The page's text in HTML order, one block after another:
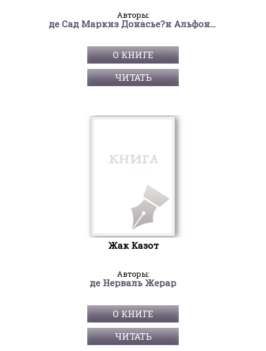
Авторы:
де Сад Маркиз Донасье?н Альфонс Франсуа
О КНИГЕ
ЧИТАТЬ
Жак Казот
Авторы:
де Нерваль Жерар
О КНИГЕ
ЧИТАТЬ